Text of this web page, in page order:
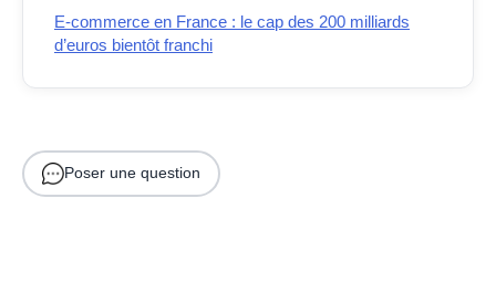
E-commerce en France : le cap des 200 milliards
d’euros bientôt franchi
Poser une question